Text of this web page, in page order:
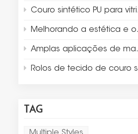
Couro sintético PU para vitrines de caixas de joias
Melhorando a estética e o design do produto com couro Thermo PU
Amplas aplicações de materiais de couro sintético
Rolos de tecido de couro sintético de dupla face para jogo americano
TAG